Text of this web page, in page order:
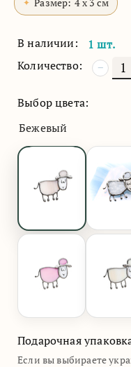
В наличии:
1 шт.
Количество:
−
Выбор цвета:
Бежевый
Подарочная
Если вы выбираете